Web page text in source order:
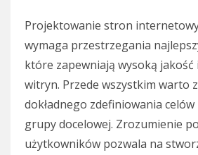
Projektowanie stron
wymaga przestrzegania
które zapewniają wysoką
witryn. Przede wszystkim warto
dokładnego zdefiniowania
grupy docelowej. Zrozumienie
użytkowników pozwala na